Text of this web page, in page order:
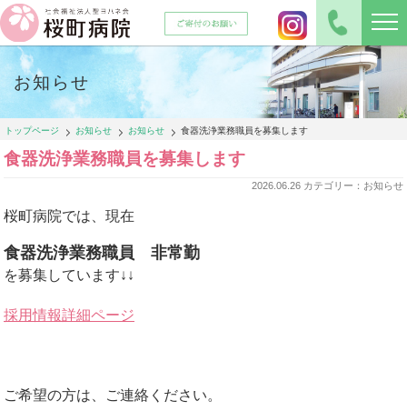
お知らせ
トップページ お知らせ お知らせ 食器洗浄業務職員を募集します
食器洗浄業務職員を募集します
2026.06.26 カテゴリー：お知らせ
桜町病院では、現在
食器洗浄業務職員 非常勤
を募集しています↓↓
採用情報詳細ページ
ご希望の方は、ご連絡ください。